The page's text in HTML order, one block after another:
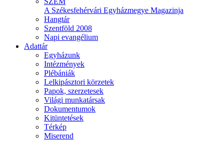
A Székesfehérvári Egyházmegye Magazinja
Hangtár
Szentföld 2008
Napi evangélium
Adattár
Egyházunk
Intézmények
Plébániák
Lelkipásztori körzetek
Papok, szerzetesek
Világi munkatársak
Dokumentumok
Kitüntetések
Térkép
Miserend